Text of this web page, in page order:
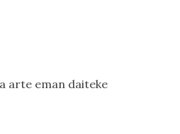
arte eman daiteke